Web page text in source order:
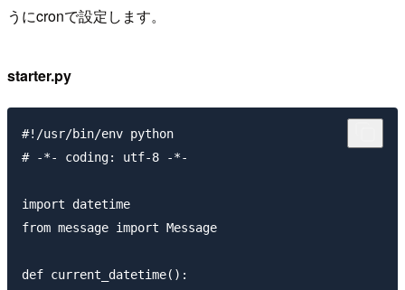
うにcronで設定します。
starter.py
#!/usr/bin/env python
# -*- coding: utf-8 -*-
import datetime
from message import Message
def current_datetime():